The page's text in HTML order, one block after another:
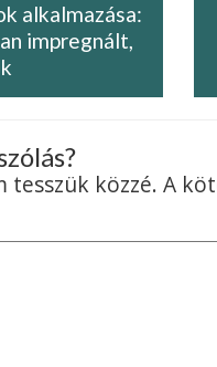
alkalmazása:
impregnált,
tesszük közzé. A